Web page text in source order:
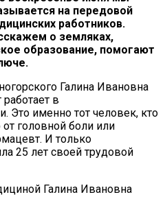
на передовой
работников.
о земляках,
образование, помогают
Галина Ивановна
в
Это именно тот человек, кто
головной боли или
И только
25 лет своей трудовой
Галина Ивановна